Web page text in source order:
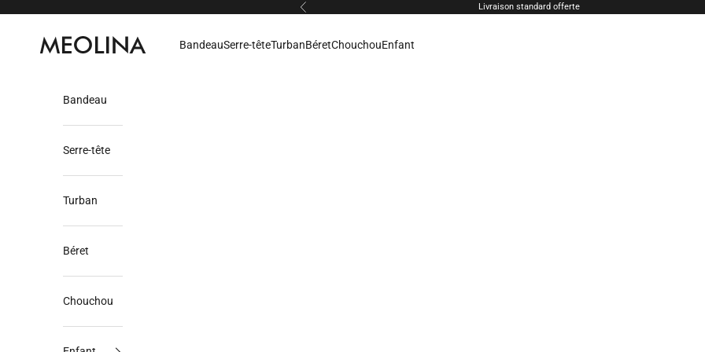
Précédent Livraison standard offerte
Meolina
BandeauSerre-têteTurbanBéretChouchouEnfant
Bandeau
Serre-tête
Turban
Béret
Chouchou